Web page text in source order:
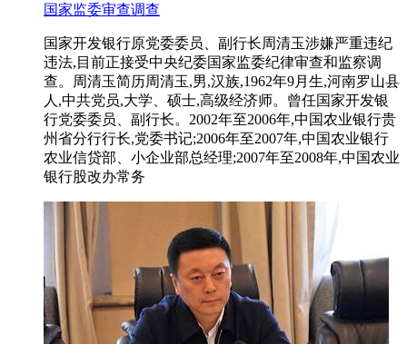
国家监委审查调查
国家开发银行原党委委员、副行长周清玉涉嫌严重违纪
违法,目前正接受中央纪委国家监委纪律审查和监察调
查。周清玉简历周清玉,男,汉族,1962年9月生,河南罗山县
人,中共党员,大学、硕士,高级经济师。曾任国家开发银
行党委委员、副行长。2002年至2006年,中国农业银行贵
州省分行行长,党委书记;2006年至2007年,中国农业银行
农业信贷部、小企业部总经理;2007年至2008年,中国农业
银行股改办常务